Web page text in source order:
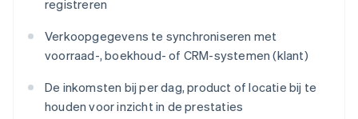
registreren
Verkoopgegevens te synchroniseren met
voorraad-, boekhoud- of CRM-systemen (klant)
De inkomsten bij per dag, product of locatie bij te
houden voor inzicht in de prestaties